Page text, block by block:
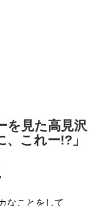
を見た高見沢
これー!?」
なことをして